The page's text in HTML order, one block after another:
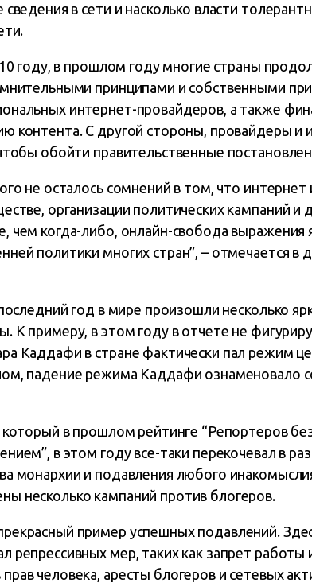
сведения в сети и насколько власти
году, в прошлом году многие страны
принципами и собственными
интернет-провайдеров, а также
контента. С другой стороны, провайдеры и
обойти правительственные
не осталось сомнений в том, что
организации политических кампаний и
чем когда-либо, онлайн-свобода выражения
политики многих стран”, – отмечается в
год в мире произошли несколько
К примеру, в этом году в отчете не
Каддафи в стране фактически пал режим
падение режима Каддафи ознаменовало
в прошлом рейтинге “Репортеров
в этом году все-таки перекочевал в
монархии и подавления любого
несколько кампаний против блогеров.
пример успешных подавлений.
репрессивных мер, таких как запрет
человека, аресты блогеров и сетевых